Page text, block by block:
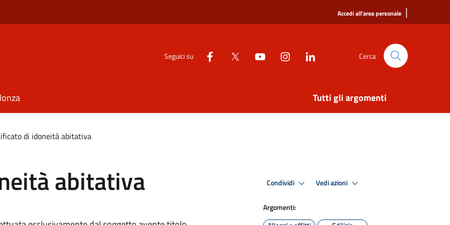
Accedi all'area personale |
Seguici su Cerca
Tutti gli argomenti
di idoneità abitativa
abitativa Condividi Vedi azioni
Argomenti: